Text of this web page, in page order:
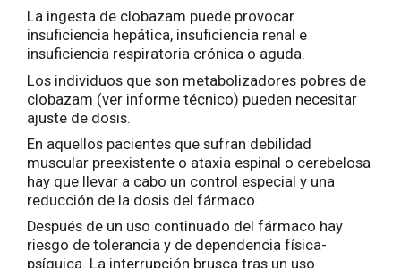
La ingesta de clobazam puede provocar
insuficiencia hepática, insuficiencia renal e
insuficiencia respiratoria crónica o aguda.
Los individuos que son metabolizadores pobres de
clobazam (ver informe técnico) pueden necesitar
ajuste de dosis.
En aquellos pacientes que sufran debilidad
muscular preexistente o ataxia espinal o cerebelosa
hay que llevar a cabo un control especial y una
reducción de la dosis del fármaco.
Después de un uso continuado del fármaco hay
riesgo de tolerancia y de dependencia física-
psíquica. La interrupción brusca tras un uso